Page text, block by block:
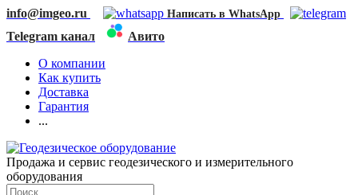
info@imgeo.ru Написать в WhatsApp
Telegram канал
Авито
О компании
Как купить
Доставка
Гарантия
...
Продажа и сервис геодезического и измерительного
оборудования